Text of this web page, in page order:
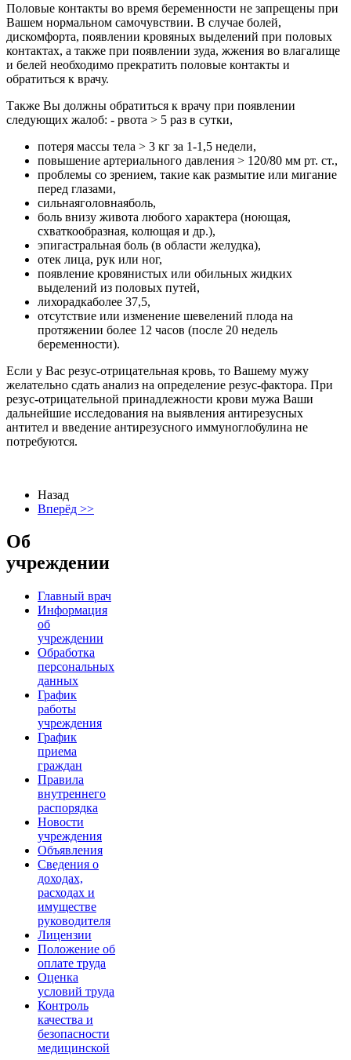
Половые контакты во время беременности не запрещены при
Вашем нормальном самочувствии. В случае болей,
дискомфорта, появлении кровяных выделений при половых
контактах, а также при появлении зуда, жжения во влагалище
и белей необходимо прекратить половые контакты и
обратиться к врачу.
Также Вы должны обратиться к врачу при появлении
следующих жалоб: - рвота > 5 раз в сутки,
потеря массы тела > 3 кг за 1-1,5 недели,
повышение артериального давления > 120/80 мм рт. ст.,
проблемы со зрением, такие как размытие или мигание
перед глазами,
сильнаяголовнаяболь,
боль внизу живота любого характера (ноющая,
схваткообразная, колющая и др.),
эпигастральная боль (в области желудка),
отек лица, рук или ног,
появление кровянистых или обильных жидких
выделений из половых путей,
лихорадкаболее 37,5,
отсутствие или изменение шевелений плода на
протяжении более 12 часов (после 20 недель
беременности).
Если у Вас резус-отрицательная кровь, то Вашему мужу
желательно сдать анализ на определение резус-фактора. При
резус-отрицательной принадлежности крови мужа Ваши
дальнейшие исследования на выявления антирезусных
антител и введение антирезусного иммуноглобулина не
потребуются.
Назад
Вперёд >>
Об
учреждении
Главный врач
Информация
об
учреждении
Обработка
персональных
данных
График
работы
учреждения
График
приема
граждан
Правила
внутреннего
распорядка
Новости
учреждения
Объявления
Сведения о
доходах,
расходах и
имуществе
руководителя
Лицензии
Положение об
оплате труда
Оценка
условий труда
Контроль
качества и
безопасности
медицинской